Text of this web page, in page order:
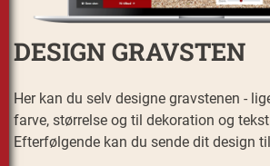
DESIGN GRAVSTEN
Her kan du selv designe gravstenen -
farve, størrelse og til dekoration og
Efterfølgende kan du sende dit design